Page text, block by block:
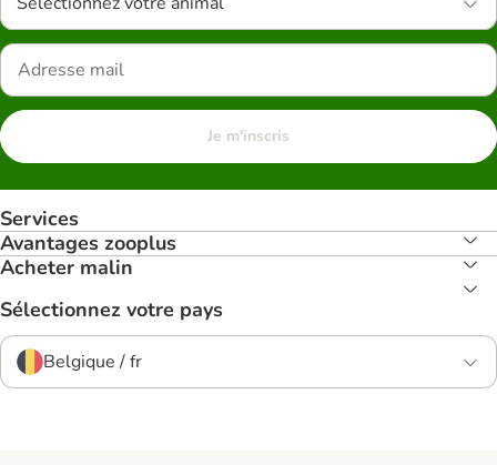
Je m'inscris
Services
Avantages zooplus
Acheter malin
Sélectionnez votre pays
Belgique / fr